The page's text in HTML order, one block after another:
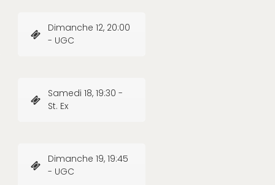
Dimanche 12, 20:00
- UGC
Samedi 18, 19:30 -
St. Ex
Dimanche 19, 19:45
- UGC